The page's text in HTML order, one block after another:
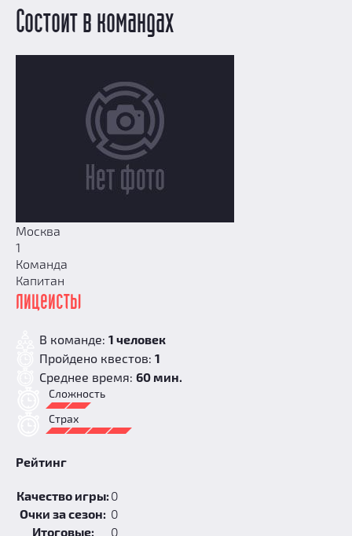
Новости
Состоит в командах
Москва
1
Команда
Капитан
лицеисты
В команде: 1 человек
Пройдено квестов: 1
Среднее время: 60 мин.
Сложность
Страх
Рейтинг
Качество игры: 0
Очки за сезон: 0
Итоговые:
0